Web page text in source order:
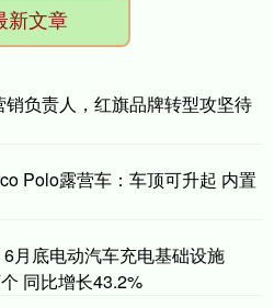
新文章
负责人，红旗品牌转型攻坚待
Polo露营车：车顶可升起 内置
月底电动汽车充电基础设施
同比增长43.2%